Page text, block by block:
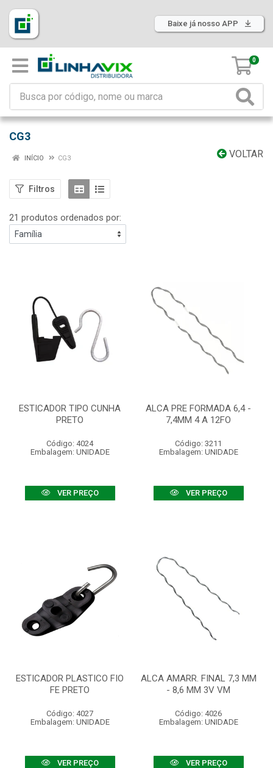
Baixe já nosso APP
0
CG3
VOLTAR
INÍCIO CG3
Filtros
21 produtos ordenados por:
ESTICADOR TIPO CUNHA
PRETO
Código: 4024
Embalagem: UNIDADE
VER PREÇO
ALCA PRE FORMADA 6,4 -
7,4MM 4 A 12FO
Código: 3211
Embalagem: UNIDADE
VER PREÇO
ESTICADOR PLASTICO FIO
FE PRETO
Código: 4027
Embalagem: UNIDADE
VER PREÇO
ALCA AMARR. FINAL 7,3 MM
- 8,6 MM 3V VM
Código: 4026
Embalagem: UNIDADE
VER PREÇO